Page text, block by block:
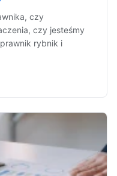
czy
czy jesteśmy
rybnik i